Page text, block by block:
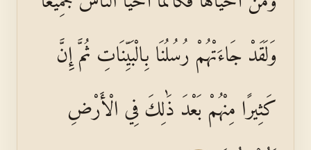
وَلَقَدْ جَاءَتْهُمْ رُسُلُنَا بِالْبَيِّنَاتِ ثُمَّ إِنَّ
كَثِيرًا مِنْهُمْ بَعْدَ ذَٰلِكَ فِي الْأَرْضِ